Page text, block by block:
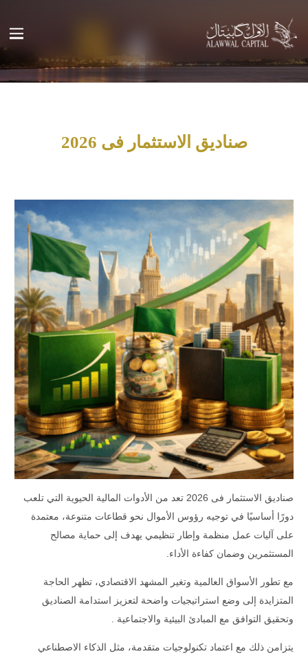
صناديق الاستثمار فى 2026
صناديق الاستثمار فى 2026
تعد من الأدوات المالية الحيوية التي تلعب
دورًا أساسيًا في توجيه رؤوس الأموال نحو قطاعات متنوعة، معتمدة
على آليات عمل منظمة وإطار تنظيمي يهدف إلى حماية مصالح
المستثمرين وضمان كفاءة الأداء.
مع تطور الأسواق العالمية وتغير المشهد الاقتصادي، تظهر الحاجة
المتزايدة إلى وضع استراتيجيات واضحة لتعزيز استدامة الصناديق
وتحقيق التوافق مع المبادئ البيئية والاجتماعية .
يتزامن ذلك مع اعتماد تكنولوجيات متقدمة، مثل الذكاء الاصطناعي